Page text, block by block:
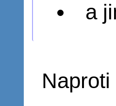
a
Naproti